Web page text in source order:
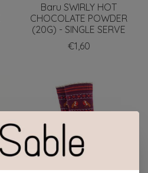
Baru SWIRLY HOT
CHOCOLATE POWDER
(20G) - SINGLE SERVE
€1,60